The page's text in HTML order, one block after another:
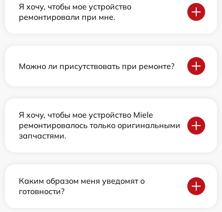
Я хочу, чтобы мое устройство
ремонтировали при мне.
Можно ли присутствовать при ремонте?
Я хочу, чтобы мое устройство Miele
ремонтировалось только оригинальными
запчастями.
Каким образом меня уведомят о
готовности?